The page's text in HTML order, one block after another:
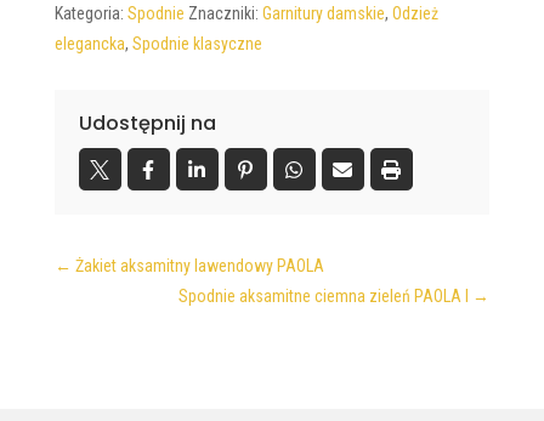
Kategoria: Spodnie Znaczniki: Garnitury damskie, Odzież
elegancka, Spodnie klasyczne
Udostępnij na
← Żakiet aksamitny lawendowy PAOLA
Spodnie aksamitne ciemna zieleń PAOLA I
→